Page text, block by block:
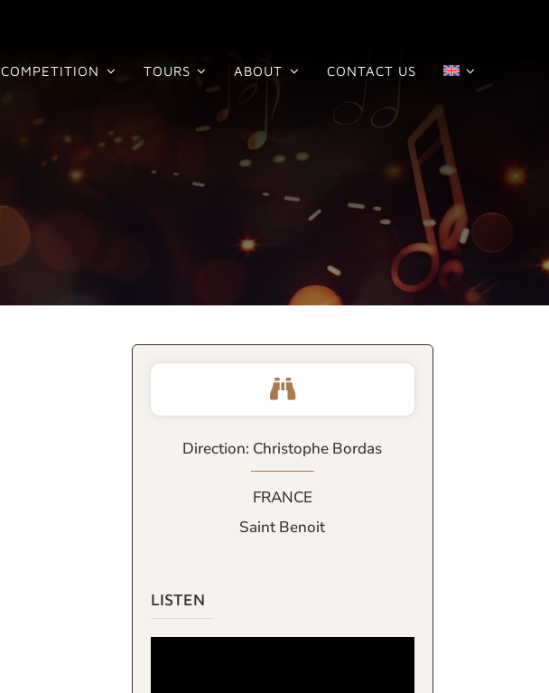
COMPETITION TOURS ABOUT CONTACT US
Direction: Christophe Bordas
FRANCE
Saint Benoit
LISTEN